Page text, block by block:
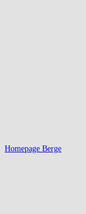
Homepage Berge